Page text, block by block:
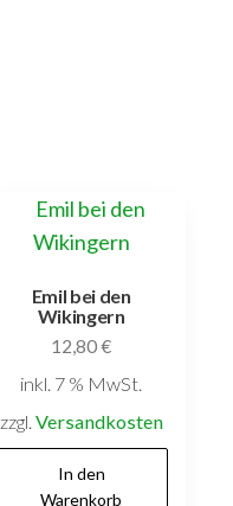
Emil bei den
Wikingern
12,80€
inkl. 7 % MwSt.
zzgl. Versandkosten
In den
Warenkorb